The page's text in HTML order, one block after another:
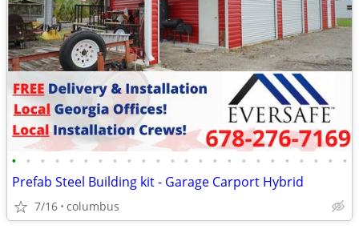
• • • • • • • • • • • • • • • • • • • • • • • •
Prefab Steel Building kit - Garage Carport Hybrid
7/16 columbus